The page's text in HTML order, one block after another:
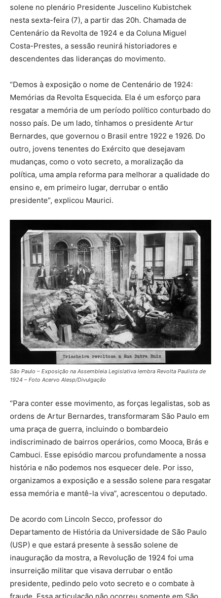
solene no plenário Presidente Juscelino Kubistchek
nesta sexta-feira (7), a partir das 20h. Chamada de
Centenário da Revolta de 1924 e da Coluna Miguel
Costa-Prestes, a sessão reunirá historiadores e
descendentes das lideranças do movimento.
“Demos à exposição o nome de Centenário de 1924:
Memórias da Revolta Esquecida. Ela é um esforço para
resgatar a memória de um período político conturbado do
nosso país. De um lado, tínhamos o presidente Artur
Bernardes, que governou o Brasil entre 1922 e 1926. Do
outro, jovens tenentes do Exército que desejavam
mudanças, como o voto secreto, a moralização da
política, uma ampla reforma para melhorar a qualidade do
ensino e, em primeiro lugar, derrubar o então
presidente”, explicou Maurici.
São Paulo – Exposição na Assembleia Legislativa lembra Revolta Paulista de
1924 – Foto Acervo Alesp/Divulgação
“Para conter esse movimento, as forças legalistas, sob as
ordens de Artur Bernardes, transformaram São Paulo em
uma praça de guerra, incluindo o bombardeio
indiscriminado de bairros operários, como Mooca, Brás e
Cambuci. Esse episódio marcou profundamente a nossa
história e não podemos nos esquecer dele. Por isso,
organizamos a exposição e a sessão solene para resgatar
essa memória e mantê-la viva”, acrescentou o deputado.
De acordo com Lincoln Secco, professor do
Departamento de História da Universidade de São Paulo
(USP) e que estará presente à sessão solene de
inauguração da mostra, a Revolução de 1924 foi uma
insurreição militar que visava derrubar o então
presidente, pedindo pelo voto secreto e o combate à